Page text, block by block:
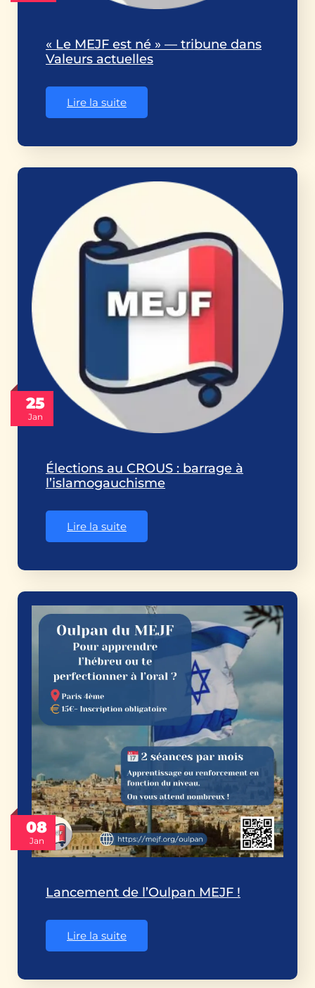
« Le MEJF est né » — tribune dans
Valeurs actuelles
Lire la suite
25
Jan
Élections au CROUS : barrage à
l’islamogauchisme
Lire la suite
08
Jan
Lancement de l’Oulpan MEJF !
Lire la suite